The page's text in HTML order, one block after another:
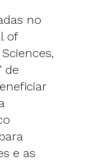
no
of
de
e as